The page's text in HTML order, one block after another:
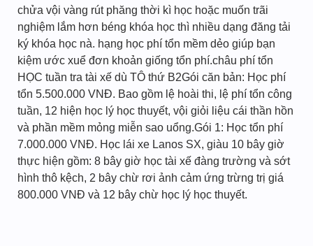
chửa vội vàng rút phăng thời kì học hoặc muốn trãi
nghiệm lắm hơn béng khóa học thì nhiều dạng đăng tải
ký khóa học nà. hạng học phí tổn mềm dẻo giúp bạn
kiệm ước xuể đơn khoản giống tổn phí.châu phí tổn
HỌC tuần tra tài xế dù TÔ thứ B2Gói căn bản: Học phí
tổn 5.500.000 VNĐ. Bao gồm lệ hoài thi, lệ phí tổn công
tuần, 12 hiện học lý học thuyết, vội giỏi liệu cái thần hồn
và phần mềm mỏng miễn sao uổng.Gói 1: Học tổn phí
7.000.000 VNĐ. Học lái xe Lanos SX, giàu 10 bây giờ
thực hiện gồm: 8 bây giờ học tài xế đàng trường và sớt
hình thô kệch, 2 bây chừ rơi ảnh cảm ứng trừng trị giá
800.000 VNĐ và 12 bây chừ học lý học thuyết.